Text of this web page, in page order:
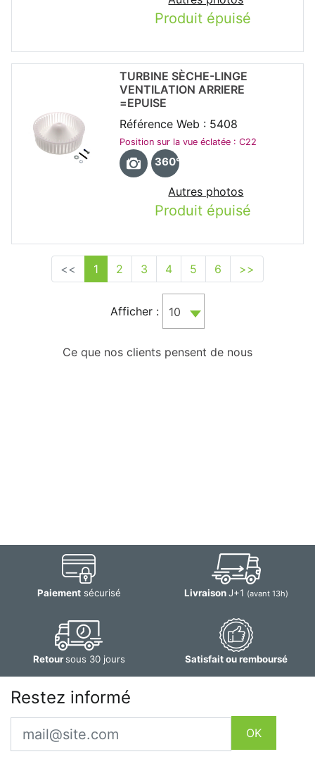
Produit épuisé
Produit épuisé
TURBINE SÈCHE-LINGE
VENTILATION ARRIERE
=EPUISE
Référence Web : 5408
Position sur la vue éclatée : C22
360°
Autres photos
<< 1 2 3 4 5 6 >>
Afficher : 10
Ce que nos clients pensent de nous
Paiementsécurisé LivraisonJ+1 (avant 13h)
Retoursous 30 jours Satisfait ou remboursé
Restez informé
Email
OK